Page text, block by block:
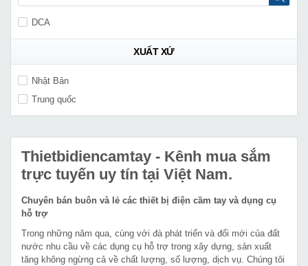
DCA
XUẤT XỨ
Nhật Bản
Trung quốc
Thietbidiencamtay - Kênh mua sắm
trực tuyến uy tín tại Việt Nam.
Chuyên bán buôn và lẻ các thiết bị điện cầm tay và dụng cụ
hỗ trợ
Trong những năm qua, cùng với đà phát triển và đổi mới của đất
nước nhu cầu về các dụng cụ hỗ trợ trong xây dựng, sản xuất
tăng không ngừng cả về chất lượng, số lượng, dịch vụ. Chúng tôi